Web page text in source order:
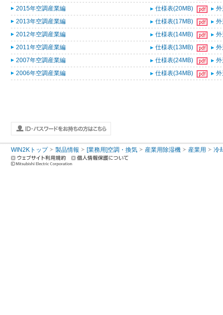
2015年空調産業編
仕様表(20MB)
2013年空調産業編
仕様表(17MB)
2012年空調産業編
仕様表(14MB)
2011年空調産業編
仕様表(13MB)
2007年空調産業編
仕様表(24MB)
2006年空調産業編
仕様表(34MB)
WIN2Kトップ 製品情報 [業務用]空調・換気 産業用除湿機 産業用 冷